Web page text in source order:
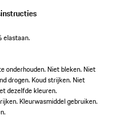
elastaan.
onderhouden. Niet bleken. Niet
drogen. Koud strijken. Niet
dezelfde kleuren.
Kleurwasmiddel gebruiken.